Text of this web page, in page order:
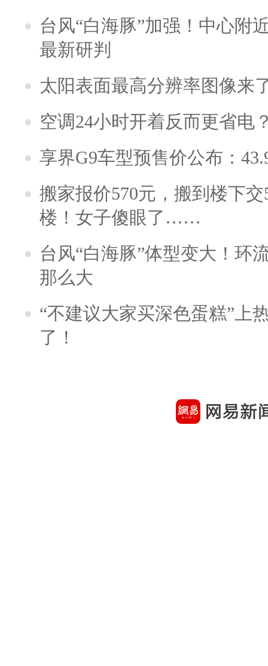
台风“白海豚”加强！中心附
最新研判
太阳表面最高分辨率图像来
空调24小时开着反而更省电
享界G9车型预售价公布：
搬家报价570元，搬到楼下
楼！女子傻眼了……
台风“白海豚”体型变大！环
那么大
“不建议大家买深色蛋糕”上
了！